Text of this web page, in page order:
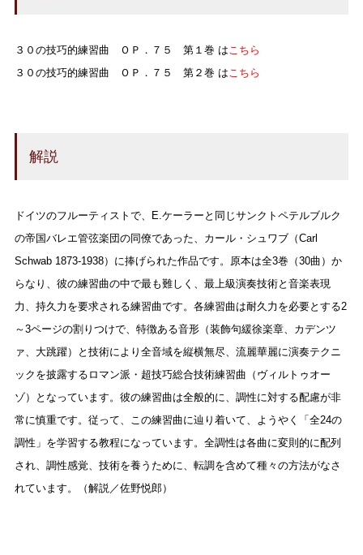
３０の技巧的練習曲 ＯＰ．７５ 第１巻 はこちら
３０の技巧的練習曲 ＯＰ．７５ 第２巻 はこちら
解説
ドイツのフルーティストで、E.ケーラーと同じサンクトペテルブルク
の帝国バレエ管弦楽団の同僚であった、カール・シュワブ（Carl
Schwab 1873-1938）に捧げられた作品です。原本は全3巻（30曲）か
らなり、彼の練習曲の中で最も難しく、最上級演奏技術と音楽表現
力、持久力を要求される練習曲です。各練習曲は耐久力を必要とする2
～3ページの割りつけで、特徴ある音形（装飾句緩徐楽章、カデンツ
ァ、大跳躍）と技術により全音域を縦横無尽、流麗華麗に演奏テクニ
ックを披露するロマン派・超技巧総合技術練習曲（ヴィルトゥオー
ゾ）となっています。彼の練習曲は全般的に、調性に対する配慮が非
常に慎重です。従って、この練習曲に辿り着いて、ようやく「全24の
調性」を学習する教程になっています。全調性は各曲に変則的に配列
され、調性感覚、技術を養うために、転調を含めて種々の方法がなさ
れています。（解説／佐野悦郎）